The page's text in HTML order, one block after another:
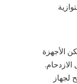
متوازية
الأجهزة
لجهاز